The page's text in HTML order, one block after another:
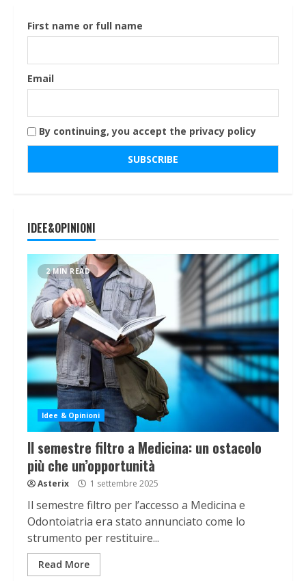
First name or full name
Email
By continuing, you accept the privacy policy
IDEE&OPINIONI
2 MIN READ
Idee & Opinioni
Il semestre filtro a Medicina: un ostacolo
più che un’opportunità
Asterix 1 settembre 2025
Il semestre filtro per l’accesso a Medicina e
Odontoiatria era stato annunciato come lo
strumento per restituire...
Read More